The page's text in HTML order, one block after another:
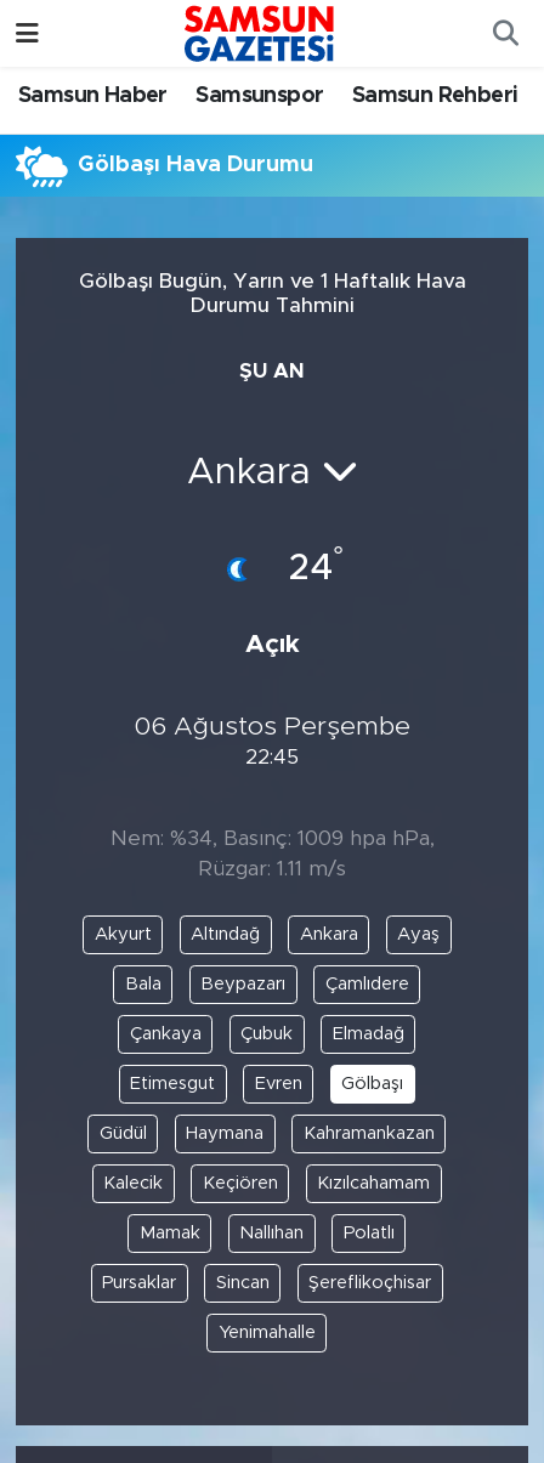
Samsun Haber Samsunspor Samsun Rehberi
Gölbaşı Hava Durumu
Gölbaşı Bugün, Yarın ve 1 Haftalık Hava
Durumu Tahmini
ŞU AN
Ankara
24°
Açık
06 Ağustos Perşembe
22:45
Nem: %34, Basınç: 1009 hpa hPa,
Rüzgar: 1.11 m/s
Akyurt Altındağ Ankara Ayaş
Bala Beypazarı Çamlıdere
Çankaya Çubuk Elmadağ
Etimesgut Evren Gölbaşı
Güdül Haymana Kahramankazan
Kalecik Keçiören Kızılcahamam
Mamak Nallıhan Polatlı
Pursaklar Sincan Şereflikoçhisar
Yenimahalle
Samsun Haber
Samsunspor
Resmi İlanlar
Samsun Nöbetçi Eczaneler
Samsun Hava Durumu
Samsun Trafik Yoğunluk Haritası
Son Dakika Haberleri